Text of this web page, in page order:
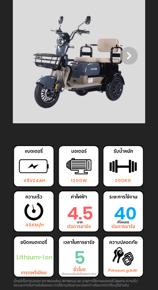
48V24AH 1200W 200KG
45KM/H 4.5 40
Lithium-Ion 5
Premium grade